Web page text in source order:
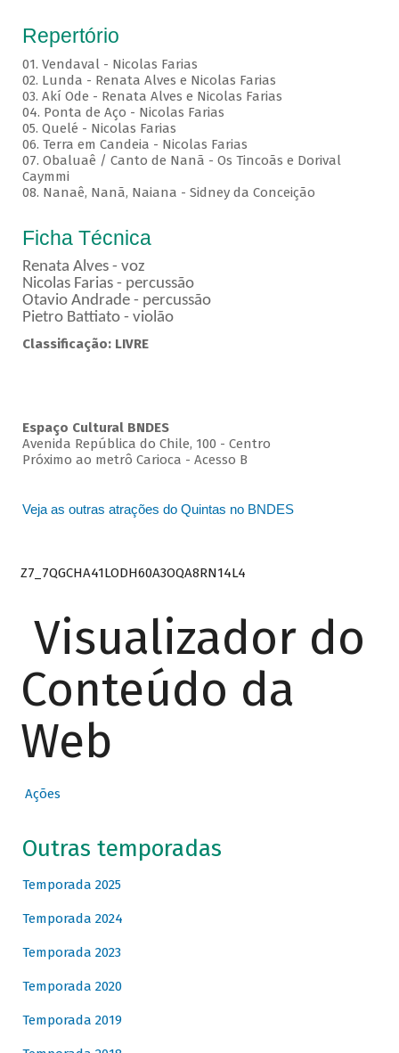
Repertório
01. Vendaval - Nicolas Farias
02. Lunda - Renata Alves e Nicolas Farias
03. Akí Ode - Renata Alves e Nicolas Farias
04. Ponta de Aço - Nicolas Farias
05. Quelé - Nicolas Farias
06. Terra em Candeia - Nicolas Farias
07. Obaluaê / Canto de Nanã - Os Tincoãs e Dorival
Caymmi
08. Nanaê, Nanã, Naiana - Sidney da Conceição
Ficha Técnica
Renata Alves - voz
Nicolas Farias - percussão
Otavio Andrade - percussão
Pietro Battiato - violão
Classificação: LIVRE
Espaço Cultural BNDES
Avenida República do Chile, 100 - Centro
Próximo ao metrô Carioca - Acesso B
Veja as outras atrações do Quintas no BNDES
Z7_7QGCHA41LODH60A3OQA8RN14L4
Visualizador do
Conteúdo da
Web
Ações
Outras temporadas
Temporada 2025
Temporada 2024
Temporada 2023
Temporada 2020
Temporada 2019